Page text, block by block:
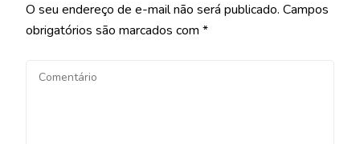
O seu endereço de e-mail não será publicado. Campos
obrigatórios são marcados com *